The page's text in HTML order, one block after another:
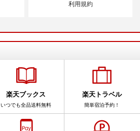
利用規約
楽天ブックス
いつでも全品送料無料
楽天トラベル
簡単宿泊予約！